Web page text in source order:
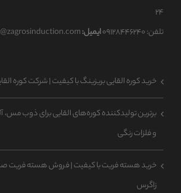
۲۴
تلفن: ۰۹۱۲۸۴۴۶۲۴۰
ایمیل:
خرید کوره القایی بریزینگ با کیفیت | شرکت کوره
برترین تولیدکننده کوره‌های القایی برای ذوب مس،
و فلزات رنگی
خرید هسته فریت با کیفیت | فروش هسته فریت
زاگرس